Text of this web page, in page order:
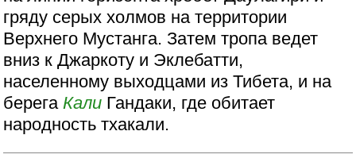
гряду серых холмов на территории
Верхнего Мустанга. Затем тропа ведет
вниз к Джаркоту и Эклебатти,
населенному выходцами из Тибета, и на
берега Кали Гандаки, где обитает
народность тхакали.